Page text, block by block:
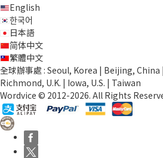
English
한국어
日本語
简体中文
繁體中文
全球辦事處 : Seoul, Korea | Beijing,
Richmond, U.K. | Iowa, U.S. | Taiwan
Wordvice © 2012-2026. All Rights